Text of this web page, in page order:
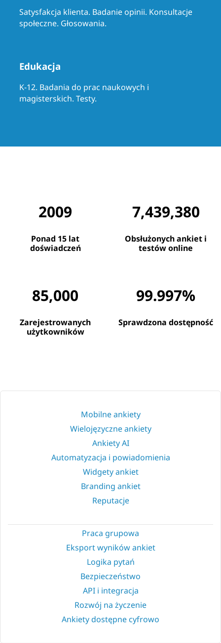
Satysfakcja klienta. Badanie opinii. Konsultacje
społeczne. Głosowania.
Edukacja
K-12. Badania do prac naukowych i
magisterskich. Testy.
2009
Ponad 15 lat
doświadczeń
7,439,380
Obsłużonych ankiet i
testów online
85,000
Zarejestrowanych
użytkowników
99.997%
Sprawdzona dostępność
Mobilne ankiety
Wielojęzyczne ankiety
Ankiety AI
Automatyzacja i powiadomienia
Widgety ankiet
Branding ankiet
Reputacje
Praca grupowa
Eksport wyników ankiet
Logika pytań
Bezpieczeństwo
API i integracja
Rozwój na życzenie
Ankiety dostępne cyfrowo